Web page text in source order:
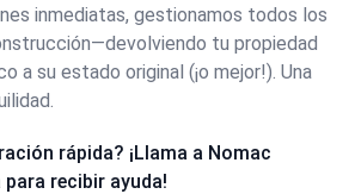
inmediatas, gestionamos todos los
tu propiedad
a su estado original (¡o mejor!). Una
rápida? ¡Llama a Nomac
recibir ayuda!